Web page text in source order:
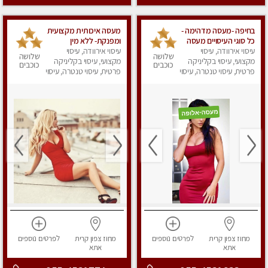
בחיפה -מעסה מדהימה -
כל סוגי העיסויים מעסה
מקצועית ואיכותית
פרטי!!! מוזמן לחוויה
בלתי נשכחת!!
עיסוי אירוודה, עיסוי
מקצועי, עיסוי בקליניקה
פרטית, עיסוי טנטרה, עיסוי
שלושה
כוכבים
מחוז צפוןקרית
אתא
לפרטים נוספים
מעסה איכותית מקצועית
ומפנקת- ללא מין
עיסוי אירוודה, עיסוי
מקצועי, עיסוי בקליניקה
פרטית, עיסוי טנטרה, עיסוי
שלושה
כוכבים
מחוז צפוןקרית
אתא
לפרטים נוספים